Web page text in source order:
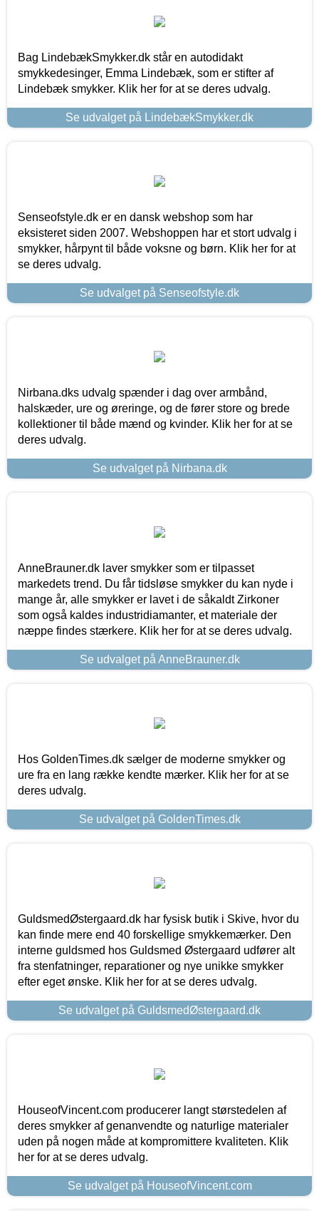
Bag LindebækSmykker.dk står en autodidakt
smykkedesinger, Emma Lindebæk, som er stifter af
Lindebæk smykker. Klik her for at se deres udvalg.
Se udvalget på LindebækSmykker.dk
Senseofstyle.dk er en dansk webshop som har
eksisteret siden 2007. Webshoppen har et stort udvalg i
smykker, hårpynt til både voksne og børn. Klik her for at
se deres udvalg.
Se udvalget på Senseofstyle.dk
Nirbana.dks udvalg spænder i dag over armbånd,
halskæder, ure og øreringe, og de fører store og brede
kollektioner til både mænd og kvinder. Klik her for at se
deres udvalg.
Se udvalget på Nirbana.dk
AnneBrauner.dk laver smykker som er tilpasset
markedets trend. Du får tidsløse smykker du kan nyde i
mange år, alle smykker er lavet i de såkaldt Zirkoner
som også kaldes industridiamanter, et materiale der
næppe findes stærkere. Klik her for at se deres udvalg.
Se udvalget på AnneBrauner.dk
Hos GoldenTimes.dk sælger de moderne smykker og
ure fra en lang række kendte mærker. Klik her for at se
deres udvalg.
Se udvalget på GoldenTimes.dk
GuldsmedØstergaard.dk har fysisk butik i Skive, hvor du
kan finde mere end 40 forskellige smykkemærker. Den
interne guldsmed hos Guldsmed Østergaard udfører alt
fra stenfatninger, reparationer og nye unikke smykker
efter eget ønske. Klik her for at se deres udvalg.
Se udvalget på GuldsmedØstergaard.dk
HouseofVincent.com producerer langt størstedelen af
deres smykker af genanvendte og naturlige materialer
uden på nogen måde at kompromittere kvaliteten. Klik
her for at se deres udvalg.
Se udvalget på HouseofVincent.com